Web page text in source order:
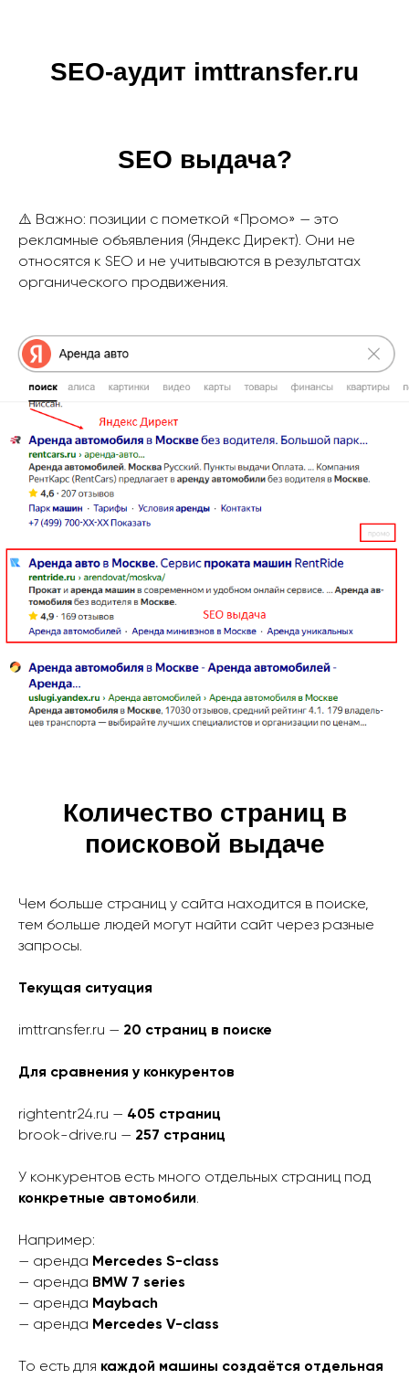
SEO-аудит imttransfer.ru
SEO выдача?
⚠️ Важно: позиции с пометкой «Промо» — это
рекламные объявления (Яндекс Директ). Они не
относятся к SEO и не учитываются в результатах
органического продвижения.
Количество страниц в
поисковой выдаче
Чем больше страниц у сайта находится в поиске,
тем больше людей могут найти сайт через разные
запросы.
Текущая ситуация
imttransfer.ru — 20 страниц в поиске
Для сравнения у конкурентов
rightentr24.ru — 405 страниц
brook-drive.ru — 257 страниц
У конкурентов есть много отдельных страниц под
конкретные автомобили.
Например:
— аренда Mercedes S-class
— аренда BMW 7 series
— аренда Maybach
— аренда Mercedes V-class
То есть для каждой машины создаётся отдельная